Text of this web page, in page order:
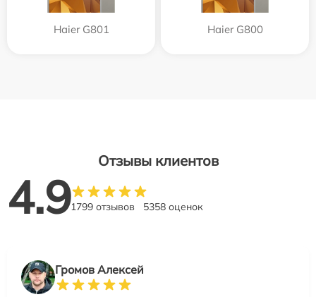
Haier G801 Haier G800
Отзывы клиентов
4.91799 отзывов 5358 оценок
Громов Алексей